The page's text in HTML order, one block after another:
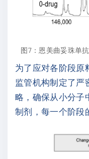
图7：恩美曲妥珠单
为了应对各阶段原
监管机构制定了严
略，确保从小分子
制剂，每一个阶段